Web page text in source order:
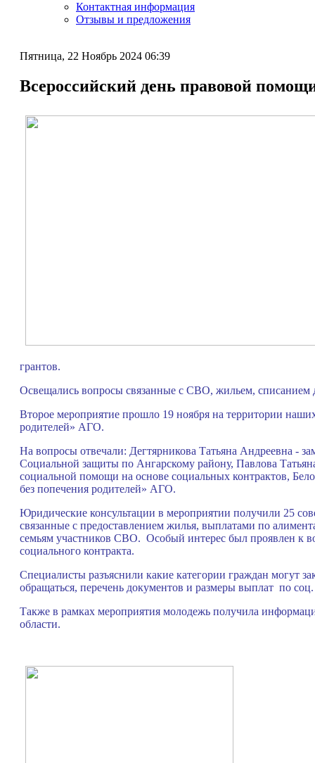
Контактная информация
Отзывы и предложения
Пятница, 22 Ноябрь 2024 06:39
Всероссийский день правовой
грантов.
Освещались вопросы связанные с СВО, жильем, списанием
Второе мероприятие прошло 19 ноября на территории
родителей» АГО.
На вопросы отвечали: Дегтярникова Татьяна Андреевна -
Социальной защиты по Ангарскому району, Павлова
социальной помощи на основе социальных контрактов,
без попечения родителей» АГО.
Юридические консультации в мероприятии получили 25
связанные с предоставлением жилья, выплатами по
семьям участников СВО. Особый интерес был проявлен к
социального контракта.
Специалисты разъяснили какие категории граждан могут
обращаться, перечень документов и размеры выплат по соц.
Также в рамках мероприятия молодежь получила
области.